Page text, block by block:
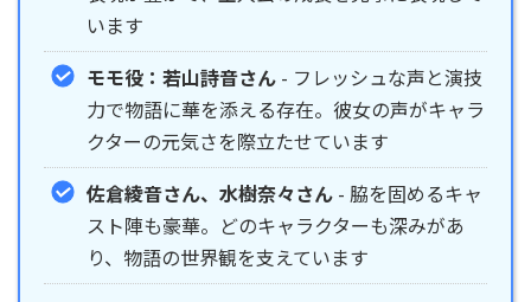
います
モモ役：若山詩音さん - フレッシュな声と演技
力で物語に華を添える存在。彼女の声がキャラ
クターの元気さを際立たせています
佐倉綾音さん、水樹奈々さん - 脇を固めるキャ
スト陣も豪華。どのキャラクターも深みがあ
り、物語の世界観を支えています